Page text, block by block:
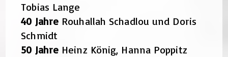
Tobias Lange
40 Jahre Rouhallah Schadlou und Doris
Schmidt
50 Jahre Heinz König, Hanna Poppitz